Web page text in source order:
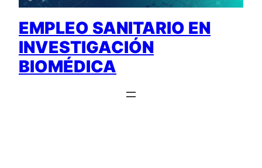
EMPLEO SANITARIO EN
INVESTIGACIÓN
BIOMÉDICA